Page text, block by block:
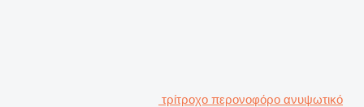
τρίτροχο περονοφόρο ανυψωτικό